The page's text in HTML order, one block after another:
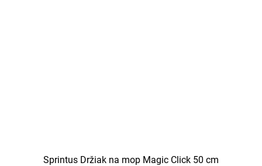
Sprintus Držiak na mop Magic Click 50 cm